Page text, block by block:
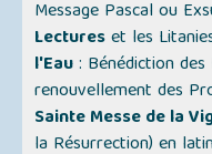
Message Pascal ou
Lectureset les
l'Eau: Bénédiction
renouvellement des
Sainte Messe de la
la Résurrection) en